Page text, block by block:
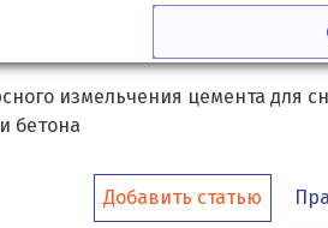
измельчения цемента для
бетона
Добавить статью